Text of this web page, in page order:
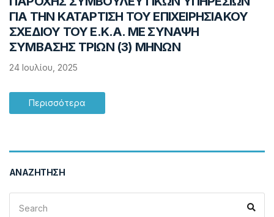
ΓΙΑ ΤΗΝ ΚΑΤΑΡΤΙΣΗ ΤΟΥ ΕΠΙΧΕΙΡΗΣΙΑΚΟΥ
ΣΧΕΔΙΟΥ ΤΟΥ Ε.Κ.Α. ΜΕ ΣΥΝΑΨΗ
ΣΥΜΒΑΣΗΣ ΤΡΙΩΝ (3) ΜΗΝΩΝ
24 Ιουλίου, 2025
Περισσότερα
ΑΝΑΖΉΤΗΣΗ
for: